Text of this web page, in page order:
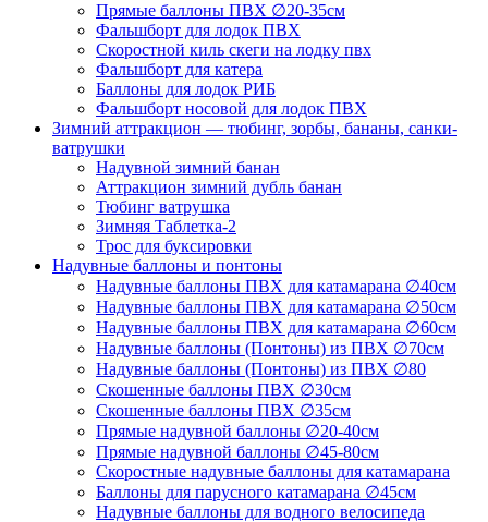
Прямые баллоны ПВХ ∅20-35см
Фальшборт для лодок ПВХ
Скоростной киль скеги на лодку пвх
Фальшборт для катера
Баллоны для лодок РИБ
Фальшборт носовой для лодок ПВХ
Зимний аттракцион — тюбинг, зорбы, бананы, санки-
ватрушки
Надувной зимний банан
Аттракцион зимний дубль банан
Тюбинг ватрушка
Зимняя Таблетка-2
Трос для буксировки
Надувные баллоны и понтоны
Надувные баллоны ПВХ для катамарана ∅40см
Надувные баллоны ПВХ для катамарана ∅50см
Надувные баллоны ПВХ для катамарана ∅60см
Надувные баллоны (Понтоны) из ПВХ ∅70см
Надувные баллоны (Понтоны) из ПВХ ∅80
Скошенные баллоны ПВХ ∅30см
Скошенные баллоны ПВХ ∅35см
Прямые надувной баллоны ∅20-40см
Прямые надувной баллоны ∅45-80см
Скоростные надувные баллоны для катамарана
Баллоны для парусного катамарана ∅45см
Надувные баллоны для водного велосипеда